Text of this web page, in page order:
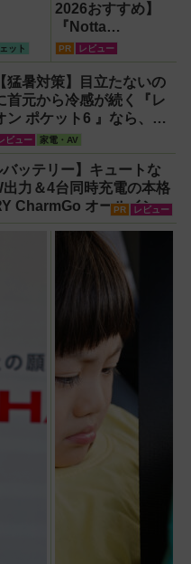
ット
2026おすすめ】
『Notta
Memo（ノッタ メ
モ）Type C』録
音からAI自動文字
起こし・翻訳・要
約までこなすAIボ
イスレコーダー！
【議事録作成】
PR レビュー
【猛暑対策】目立たないの
首元から冷感が続く『レ
ン ポケット6 』なら、満
電車でも涼しい顔！
ビュー 家電・AV
バッテリー】キュートな
出力＆4台同時充電の本格
CharmGo オールインミ
もモバイルファンもノ
PR レビュー